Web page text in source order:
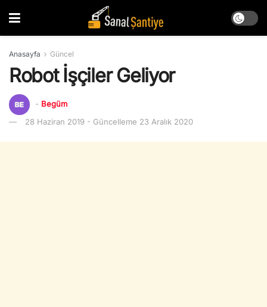
Anasayfa Güncel
Robot İşçiler Geliyor
- Begüm
28 Haziran 2019 - Güncelleme 23 Aralık 2020